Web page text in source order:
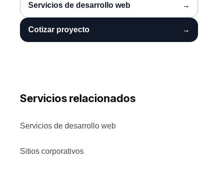
Servicios de desarrollo web
Cotizar proyecto
Servicios relacionados
Servicios de desarrollo web
Sitios corporativos